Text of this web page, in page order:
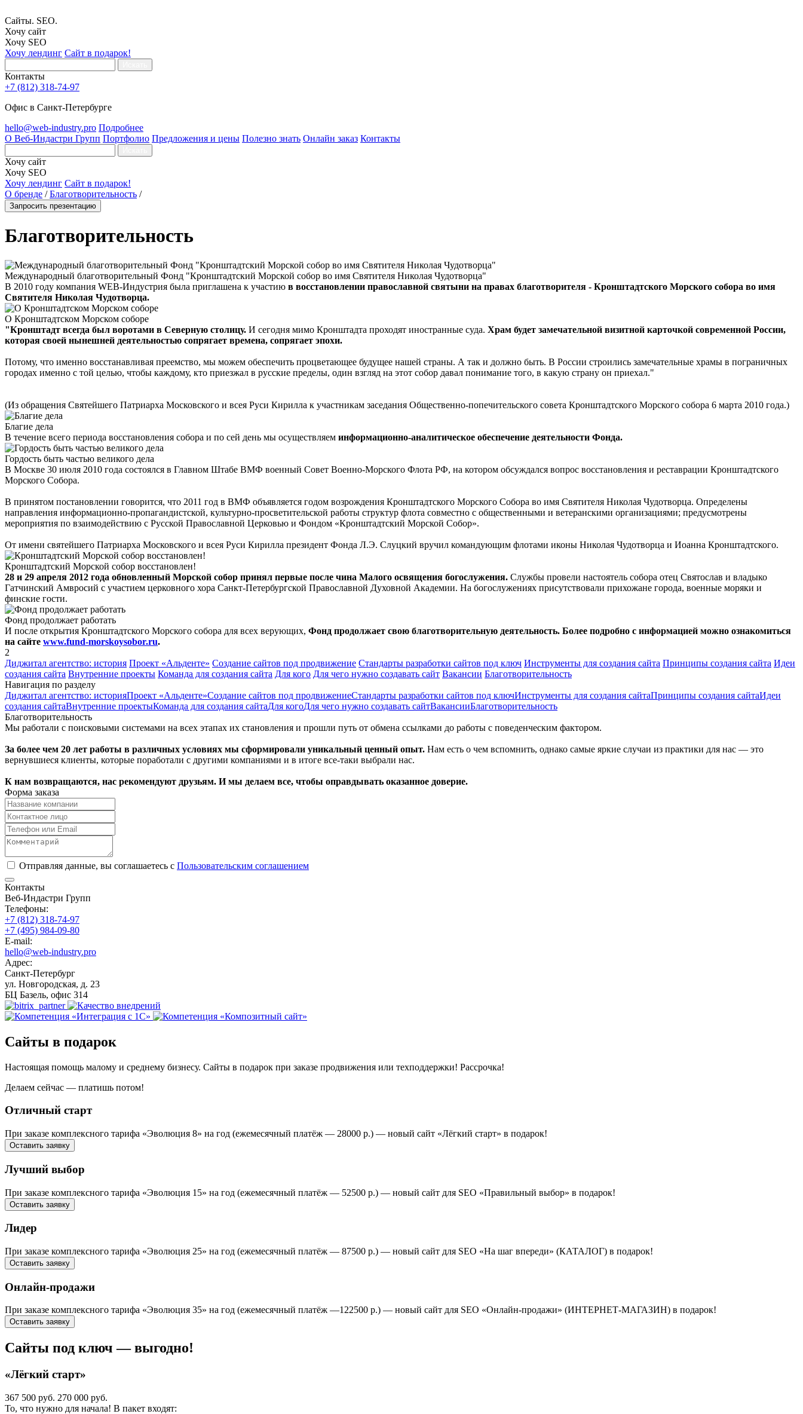
Сайты. SEO.
Хочу сайт
Хочу SEO
Хочу лендинг Сайт в подарок!
Контакты
+7 (812) 318-74-97
Офис в Санкт-Петербурге
hello@web-industry.pro Подробнее
О Веб-Индастри Групп Портфолио Предложения и цены Полезно знать Онлайн заказ Контакты
Хочу сайт
Хочу SEO
Хочу лендинг Сайт в подарок!
О бренде / Благотворительность /
Запросить презентацию
Благотворительность
Международный благотворительный Фонд "Кронштадтский Морской собор во имя Святителя Николая Чудотворца"
В 2010 году компания WEB-Индустрия была приглашена к участию в восстановлении православной святыни на правах благотворителя - Кронштадтского Морского собора во имя
Святителя Николая Чудотворца.
О Кронштадтском Морском соборе
"Кронштадт всегда был воротами в Северную столицу. И сегодня мимо Кронштадта проходят иностранные суда. Храм будет замечательной визитной карточкой современной России,
которая своей нынешней деятельностью сопрягает времена, сопрягает эпохи.
Потому, что именно восстанавливая преемство, мы можем обеспечить процветающее будущее нашей страны. А так и должно быть. В России строились замечательные храмы в пограничных
городах именно с той целью, чтобы каждому, кто приезжал в русские пределы, один взгляд на этот собор давал понимание того, в какую страну он приехал."
(Из обращения Святейшего Патриарха Московского и всея Руси Кирилла к участникам заседания Общественно-попечительского совета Кронштадтского Морского собора 6 марта 2010 года.)
Благие дела
В течение всего периода восстановления собора и по сей день мы осуществляем информационно-аналитическое обеспечение деятельности Фонда.
Гордость быть частью великого дела
В Москве 30 июля 2010 года состоялся в Главном Штабе ВМФ военный Совет Военно-Морского Флота РФ, на котором обсуждался вопрос восстановления и реставрации Кронштадтского
Морского Собора.
В принятом постановлении говорится, что 2011 год в ВМФ объявляется годом возрождения Кронштадтского Морского Собора во имя Святителя Николая Чудотворца. Определены
направления информационно-пропагандистской, культурно-просветительской работы структур флота совместно с общественными и ветеранскими организациями; предусмотрены
мероприятия по взаимодействию с Русской Православной Церковью и Фондом «Кронштадтский Морской Собор».
От имени святейшего Патриарха Московского и всея Руси Кирилла президент Фонда Л.Э. Слуцкий вручил командующим флотами иконы Николая Чудотворца и Иоанна Кронштадтского.
Кронштадтский Морской собор восстановлен!
28 и 29 апреля 2012 года обновленный Морской собор принял первые после чина Малого освящения богослужения. Службы провели настоятель собора отец Святослав и владыко
Гатчинский Амвросий с участием церковного хора Санкт-Петербургской Православной Духовной Академии. На богослужениях присутствовали прихожане города, военные моряки и
финские гости.
Фонд продолжает работать
И после открытия Кронштадтского Морского собора для всех верующих, Фонд продолжает свою благотворительную деятельность. Более подробно с информацией можно ознакомиться
на сайте www.fund-morskoysobor.ru.
2
Диджитал агентство: история Проект «Альденте» Создание сайтов под продвижение Стандарты разработки сайтов под ключ Инструменты для создания сайта Принципы создания сайта Идеи
создания сайта Внутренние проекты Команда для создания сайта Для кого Для чего нужно создавать сайт Вакансии Благотворительность
Навигация по разделу
Диджитал агентство: историяПроект «Альденте»Создание сайтов под продвижениеСтандарты разработки сайтов под ключИнструменты для создания сайтаПринципы создания сайтаИдеи
создания сайтаВнутренние проектыКоманда для создания сайтаДля когоДля чего нужно создавать сайтВакансииБлаготворительность
Благотворительность
Мы работали с поисковыми системами на всех этапах их становления и прошли путь от обмена ссылками до работы с поведенческим фактором.
За более чем 20 лет работы в различных условиях мы сформировали уникальный ценный опыт. Нам есть о чем вспомнить, однако самые яркие случаи из практики для нас — это
вернувшиеся клиенты, которые поработали с другими компаниями и в итоге все-таки выбрали нас.
К нам возвращаются, нас рекомендуют друзьям. И мы делаем все, чтобы оправдывать оказанное доверие.
Форма заказа
Отправляя данные, вы соглашаетесь с Пользовательским соглашением
Контакты
Веб-Индастри Групп
Телефоны:
+7 (812) 318-74-97
+7 (495) 984-09-80
E-mail:
hello@web-industry.pro
Адрес:
Санкт-Петербург
ул. Новгородская, д. 23
БЦ Базель, офис 314
Сайты в подарок
Настоящая помощь малому и среднему бизнесу. Сайты в подарок при заказе продвижения или техподдержки! Рассрочка!
Делаем сейчас — платишь потом!
Отличный старт
При заказе комплексного тарифа «Эволюция 8» на год (ежемесячный платёж — 28000 р.) — новый сайт «Лёгкий старт» в подарок!
Оставить заявку
Лучший выбор
При заказе комплексного тарифа «Эволюция 15» на год (ежемесячный платёж — 52500 р.) — новый сайт для SEO «Правильный выбор» в подарок!
Оставить заявку
Лидер
При заказе комплексного тарифа «Эволюция 25» на год (ежемесячный платёж — 87500 р.) — новый сайт для SEO «На шаг впереди» (КАТАЛОГ) в подарок!
Оставить заявку
Онлайн-продажи
При заказе комплексного тарифа «Эволюция 35» на год (ежемесячный платёж —122500 р.) — новый сайт для SEO «Онлайн-продажи» (ИНТЕРНЕТ-МАГАЗИН) в подарок!
Оставить заявку
Сайты под ключ — выгодно!
«Лёгкий старт»
367 500 руб. 270 000 руб.
То, что нужно для начала! В пакет входят: